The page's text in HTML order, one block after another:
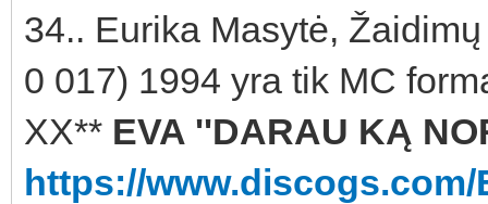
34.. Eurika Masytė,
0 017) 1994 yra tik MC
XX** EVA ''DARAU KĄ
https://www.discogs.com/